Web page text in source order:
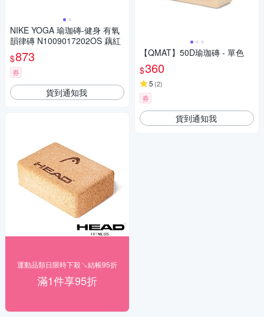
NIKE YOGA 瑜珈磚-健身 有氧
韻律磚 N1009017202OS 藕紅
$873
券
貨到通知我
運動品類日限時下殺↘結帳95折
滿1件享95折
【QMAT】50D瑜珈磚 - 單色
$360
5 (2)
券
貨到通知我